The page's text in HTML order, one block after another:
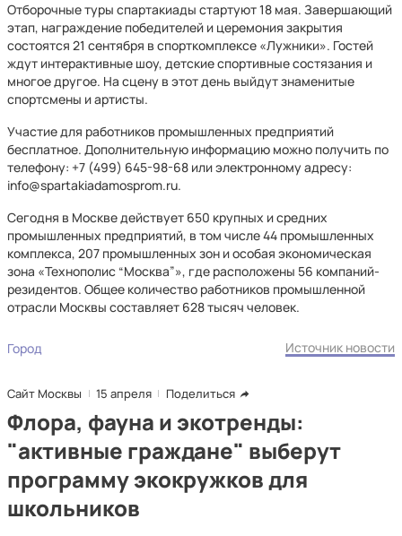
Отборочные туры спартакиады стартуют 18 мая. Завершающий
этап, награждение победителей и церемония закрытия
состоятся 21 сентября в спорткомплексе «Лужники». Гостей
ждут интерактивные шоу, детские спортивные состязания и
многое другое. На сцену в этот день выйдут знаменитые
спортсмены и артисты.
Участие для работников промышленных предприятий
бесплатное. Дополнительную информацию можно получить по
телефону: +7 (499) 645-98-68 или электронному адресу:
info@spartakiadamosprom.ru.
Сегодня в Москве действует 650 крупных и средних
промышленных предприятий, в том числе 44 промышленных
комплекса, 207 промышленных зон и особая экономическая
зона «Технополис “Москва”», где расположены 56 компаний-
резидентов. Общее количество работников промышленной
отрасли Москвы составляет 628 тысяч человек.
Город Источник новости
Сайт Москвы 15 апреля Поделиться
Флора, фауна и экотренды:
"активные граждане" выберут
программу экокружков для
школьников